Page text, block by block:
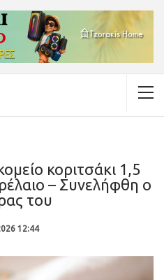
κοριτσάκι 1,5
– Συνελήφθη ο
του
12:44